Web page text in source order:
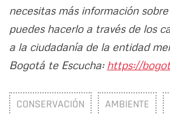
necesitas más información
puedes hacerlo a través de los
a la ciudadanía de la entidad
Bogotá te Escucha: https://
CONSERVACIÓN AMBIENTE